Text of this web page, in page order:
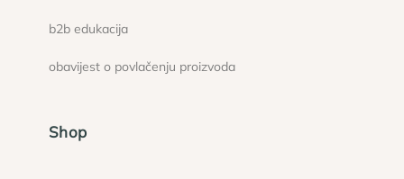
b2b edukacija
obavijest o povlačenju proizvoda
Shop